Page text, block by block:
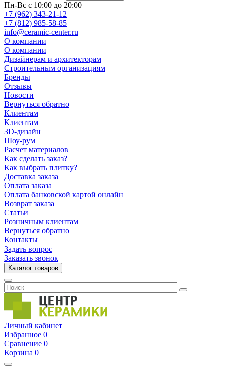
Пн-Вс с 10:00 до 20:00
+7 (962) 343-21-12
+7 (812) 985-58-85
info@ceramic-center.ru
О компании
О компании
Дизайнерам и архитекторам
Строительным организациям
Бренды
Отзывы
Новости
Вернуться обратно
Клиентам
Клиентам
3D-дизайн
Шоу-рум
Расчет материалов
Как сделать заказ?
Как выбрать плитку?
Доставка заказа
Оплата заказа
Оплата банковской картой онлайн
Возврат заказа
Статьи
Розничным клиентам
Вернуться обратно
Контакты
Задать вопрос
Заказать звонок
Каталог товаров
Личный кабинет
Избранное 0
Сравнение 0
Корзина 0